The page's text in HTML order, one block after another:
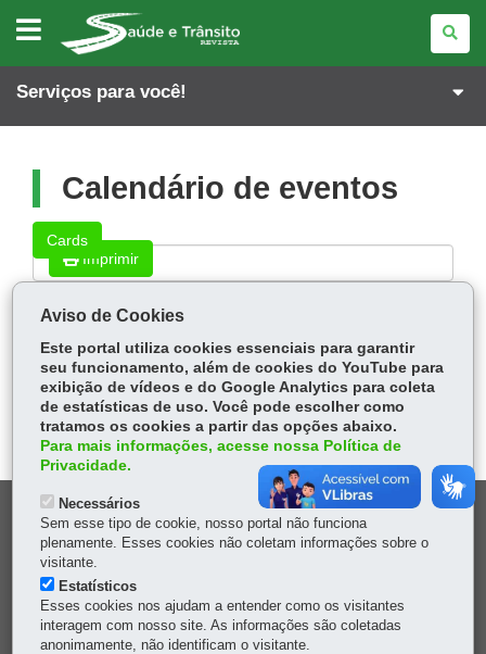
REVISTA
SAÚDE
E
TRÂNSITO
Serviços para você!
Calendário de eventos
Imprimir
Cards
Município
Pesquisar
Não há evento nos próximos dias.
MAPA DO SITE
DENUNCIE CORRUPÇÃO
Aviso de Cookies
Este portal utiliza cookies essenciais para garantir
seu funcionamento, além de cookies do YouTube para
exibição de vídeos e do Google Analytics para coleta
de estatísticas de uso. Você pode escolher como
tratamos os cookies a partir das opções abaixo.
Para mais informações, acesse nossa Política de
Privacidade.
Necessários
Sem esse tipo de cookie, nosso portal não funciona
plenamente. Esses cookies não coletam informações sobre o
visitante.
Estatísticos
Esses cookies nos ajudam a entender como os visitantes
interagem com nosso site. As informações são coletadas
anonimamente, não identificam o visitante.